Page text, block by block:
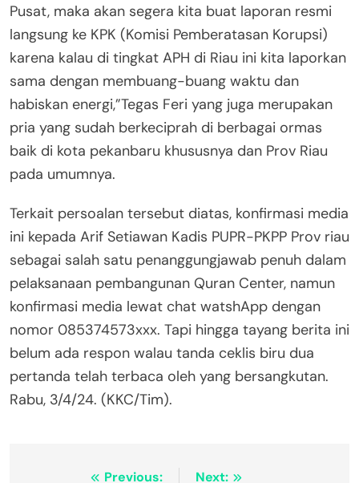
Pusat, maka akan segera kita buat laporan resmi
langsung ke KPK (Komisi Pemberatasan Korupsi)
karena kalau di tingkat APH di Riau ini kita laporkan
sama dengan membuang-buang waktu dan
habiskan energi,”Tegas Feri yang juga merupakan
pria yang sudah berkeciprah di berbagai ormas
baik di kota pekanbaru khususnya dan Prov Riau
pada umumnya.
Terkait persoalan tersebut diatas, konfirmasi media
ini kepada Arif Setiawan Kadis PUPR-PKPP Prov riau
sebagai salah satu penanggungjawab penuh dalam
pelaksanaan pembangunan Quran Center, namun
konfirmasi media lewat chat watshApp dengan
nomor 085374573xxx. Tapi hingga tayang berita ini
belum ada respon walau tanda ceklis biru dua
pertanda telah terbaca oleh yang bersangkutan.
Rabu, 3/4/24. (KKC/Tim).
Previous:
Next: